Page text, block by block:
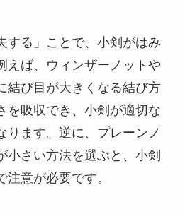
する」ことで、小剣がはみ
えば、ウィンザーノットや
結び目が大きくなる結び方
を吸収でき、小剣が適切な
ります。逆に、プレーンノ
小さい方法を選ぶと、小剣
意が必要です。